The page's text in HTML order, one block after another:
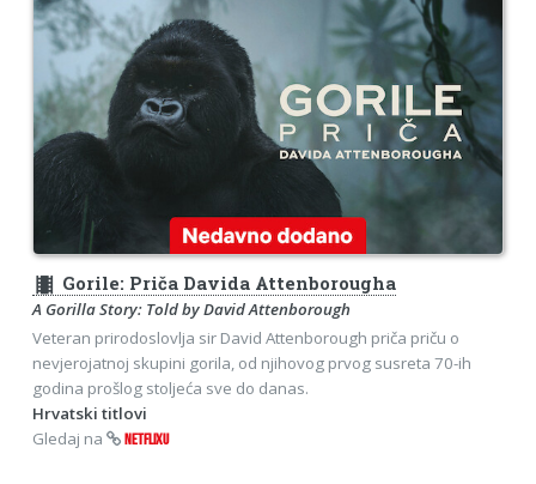
theaters Gorile: Priča Davida Attenborougha
A Gorilla Story: Told by David Attenborough
Veteran prirodoslovlja sir David Attenborough priča priču o
nevjerojatnoj skupini gorila, od njihovog prvog susreta 70-ih
godina prošlog stoljeća sve do danas.
Hrvatski titlovi
Gledaj na
NETFLIXU